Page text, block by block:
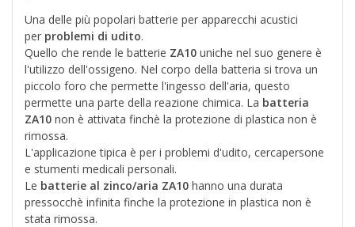
Una delle più popolari batterie per apparecchi acustici
per problemi di udito.
Quello che rende le batterie ZA10 uniche nel suo genere è
l'utilizzo dell'ossigeno. Nel corpo della batteria si trova un
piccolo foro che permette l'ingesso dell'aria, questo
permette una parte della reazione chimica. La batteria
ZA10 non è attivata finchè la protezione di plastica non è
rimossa.
L'applicazione tipica è per i problemi d'udito, cercapersone
e stumenti medicali personali.
Le batterie al zinco/aria ZA10 hanno una durata
pressocchè infinita finche la protezione in plastica non è
stata rimossa.